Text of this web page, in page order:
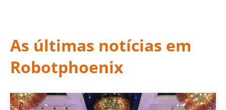
As últimas notícias em
Robotphoenix